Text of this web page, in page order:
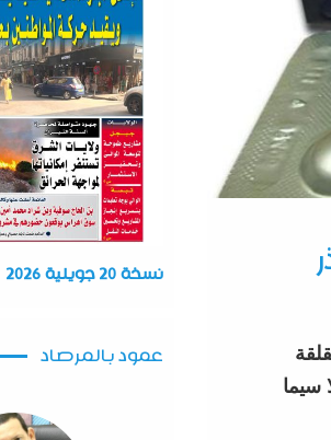
سيما
نسخة 20 جويلية 2026
عمود بالمرصاد